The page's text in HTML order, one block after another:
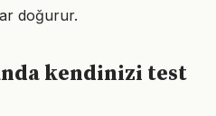
doğurur.
kendinizi test